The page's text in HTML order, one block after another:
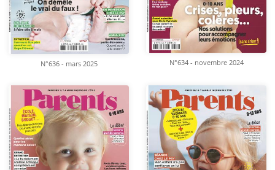
N°636 - mars 2025 N°634 - novembre 2024